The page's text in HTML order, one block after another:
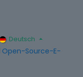
Deutsch
Open-Source-E-